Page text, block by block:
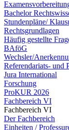
Bachelor
Stundenpläne/
Rechtsgrundlagen
Häufig gestellte
BAföG
Wechsler/
Referendariats- und
Jura International
Forschung
ProKUR 2026
Fachbereich VI
Fachbereich VI
Der Fachbereich
Einheiten /